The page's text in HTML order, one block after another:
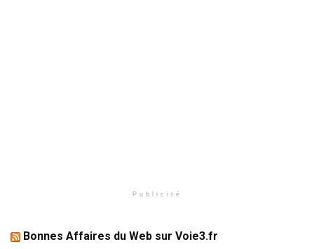
Publicité
Bonnes Affaires du Web sur Voie3.fr